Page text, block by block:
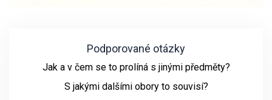
Podporované otázky
Jak a v čem se to prolíná s jinými předměty?
S jakými dalšími obory to souvisí?